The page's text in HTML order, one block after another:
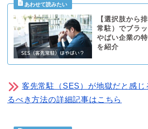
【選択肢から
常駐）でブラ
やばい企業の
を紹介
客先常駐（SES）が地獄だと感じ
るべき方法の詳細記事はこちら